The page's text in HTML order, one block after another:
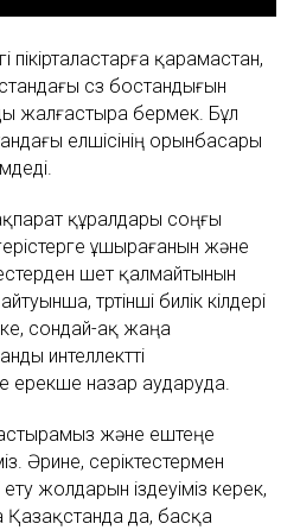
пікірталастарға қарамастан,
сөз бостандығын
жалғастыра бермек. Бұл
елшісінің орынбасары
құралдары соңғы
ұшырағанын және
шет қалмайтынын
төртінші билік өкілдері
сондай-ақ жаңа
интеллектті
ерекше назар аударуда.
және ештеңе
Әрине, серіктестермен
жолдарын іздеуіміз керек,
Қазақстанда да, басқа